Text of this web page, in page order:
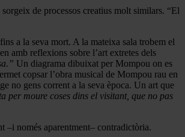
de processos creatius molt similars. “El
a la seva mort. A la mateixa sala trobem el
amb reflexions sobre l’art extretes dels
Un diagrama dibuixat per Mompou on es
copsar l’obra musical de Mompou rau en
no gens corrent a la seva època. Un art que
per moure coses dins el visitant, que no pas
–i només aparentment– contradictòria.